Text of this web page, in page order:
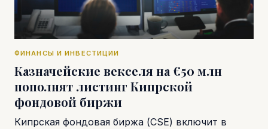
ФИНАНСЫ И ИНВЕСТИЦИИ
Казначейские векселя на €50 млн
пополнят листинг Кипрской
фондовой биржи
Кипрская фондовая биржа (CSE) включит в